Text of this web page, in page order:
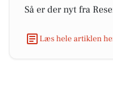
Så er der nyt fra
Læs hele artiklen